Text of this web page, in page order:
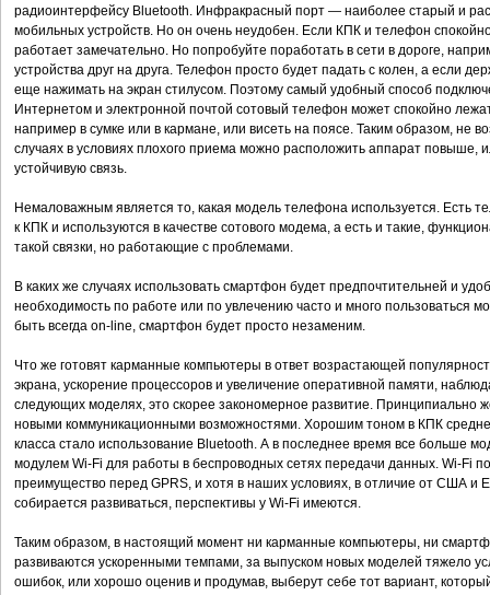
радиоинтерфейсу Bluetooth. Инфракрасный порт — наиболее старый и
мобильных устройств. Но он очень неудобен. Если КПК и телефон
работает замечательно. Но попробуйте поработать в сети в дороге,
устройства друг на друга. Телефон просто будет падать с колен, а если
еще нажимать на экран стилусом. Поэтому самый удобный способ
Интернетом и электронной почтой сотовый телефон может спокойно
например в сумке или в кармане, или висеть на поясе. Таким образом, не
случаях в условиях плохого приема можно расположить аппарат повыше,
устойчивую связь.
Немаловажным является то, какая модель телефона используется. Есть
к КПК и используются в качестве сотового модема, а есть и такие,
такой связки, но работающие с проблемами.
В каких же случаях использовать смартфон будет предпочтительней и
необходимость по работе или по увлечению часто и много пользоваться
быть всегда on-line, смартфон будет просто незаменим.
Что же готовят карманные компьютеры в ответ возрастающей
экрана, ускорение процессоров и увеличение оперативной памяти,
следующих моделях, это скорее закономерное развитие. Принципиально
новыми коммуникационными возможностями. Хорошим тоном в КПК
класса стало использование Bluetooth. А в последнее время все больше
модулем Wi-Fi для работы в беспроводных сетях передачи данных. Wi-Fi
преимущество перед GPRS, и хотя в наших условиях, в отличие от США и
собирается развиваться, перспективы у Wi-Fi имеются.
Таким образом, в настоящий момент ни карманные компьютеры, ни
развиваются ускоренными темпами, за выпуском новых моделей тяжело
ошибок, или хорошо оценив и продумав, выберут себе тот вариант,